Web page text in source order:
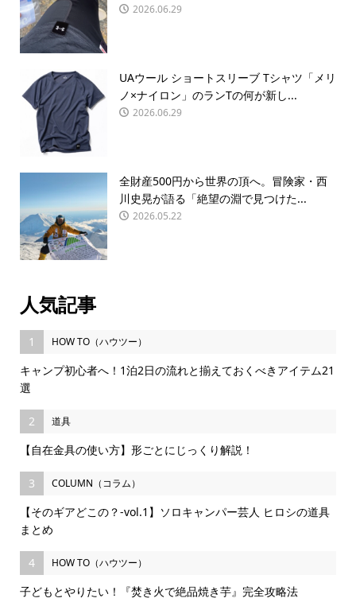
2026.06.29
UAウール ショートスリーブ Tシャツ「メリ
ノ×ナイロン」のランTの何が新し...
2026.06.29
全財産500円から世界の頂へ。冒険家・西
川史晃が語る「絶望の淵で見つけた...
2026.05.22
人気記事
1 HOW TO（ハウツー）
キャンプ初心者へ！1泊2日の流れと揃えておくべきアイテム21
選
2 道具
【自在金具の使い方】形ごとにじっくり解説！
3 COLUMN（コラム）
【そのギアどこの？-vol.1】ソロキャンパー芸人 ヒロシの道具
まとめ
4 HOW TO（ハウツー）
子どもとやりたい！『焚き火で絶品焼き芋』完全攻略法